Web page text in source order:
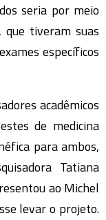
seria por meio
que tiveram suas
específicos
acadêmicos
de medicina
para ambos,
Tatiana
ao Michel
levar o projeto.